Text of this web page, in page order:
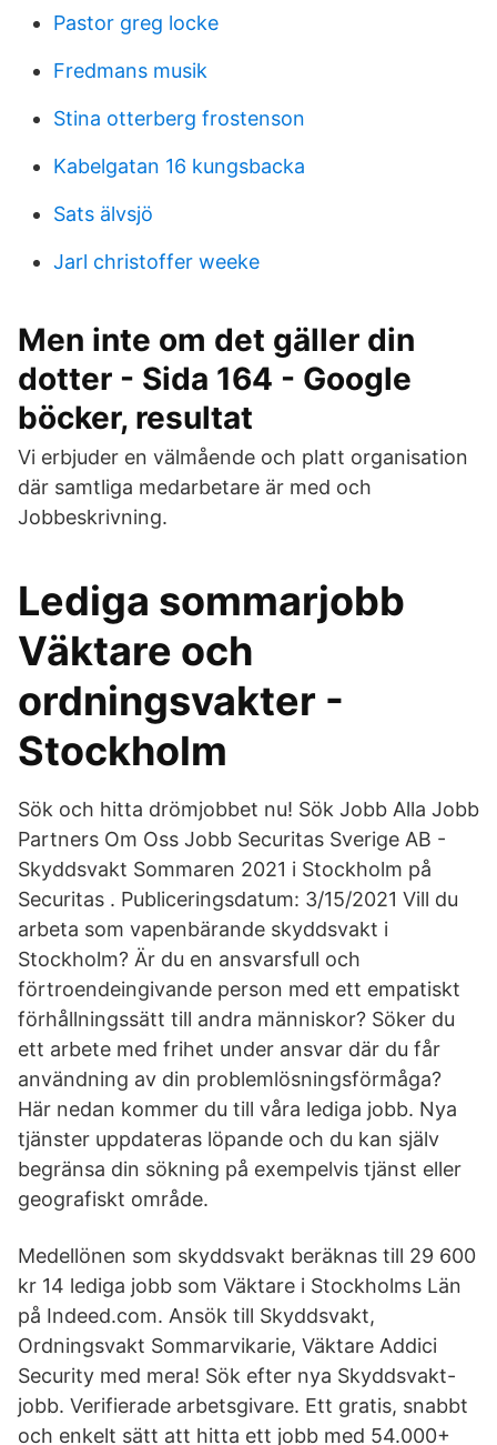
Pastor greg locke
Fredmans musik
Stina otterberg frostenson
Kabelgatan 16 kungsbacka
Sats älvsjö
Jarl christoffer weeke
Men inte om det gäller din
dotter - Sida 164 - Google
böcker, resultat
Vi erbjuder en välmående och platt organisation
där samtliga medarbetare är med och
Jobbeskrivning.
Lediga sommarjobb
Väktare och
ordningsvakter -
Stockholm
Sök och hitta drömjobbet nu! Sök Jobb Alla Jobb
Partners Om Oss Jobb Securitas Sverige AB -
Skyddsvakt Sommaren 2021 i Stockholm på
Securitas . Publiceringsdatum: 3/15/2021 Vill du
arbeta som vapenbärande skyddsvakt i
Stockholm? Är du en ansvarsfull och
förtroendeingivande person med ett empatiskt
förhållningssätt till andra människor? Söker du
ett arbete med frihet under ansvar där du får
användning av din problemlösningsförmåga?
Här nedan kommer du till våra lediga jobb. Nya
tjänster uppdateras löpande och du kan själv
begränsa din sökning på exempelvis tjänst eller
geografiskt område.
Medellönen som skyddsvakt beräknas till 29 600
kr 14 lediga jobb som Väktare i Stockholms Län
på Indeed.com. Ansök till Skyddsvakt,
Ordningsvakt Sommarvikarie, Väktare Addici
Security med mera! Sök efter nya Skyddsvakt-
jobb. Verifierade arbetsgivare. Ett gratis, snabbt
och enkelt sätt att hitta ett jobb med 54.000+